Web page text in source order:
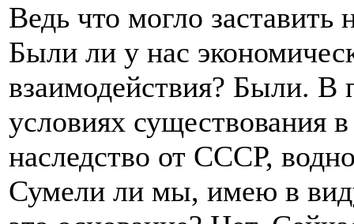
Ведь что могло заставить
Были ли у нас
взаимодействия? Были. В
условиях существования
наследство от СССР,
Сумели ли мы, имею в